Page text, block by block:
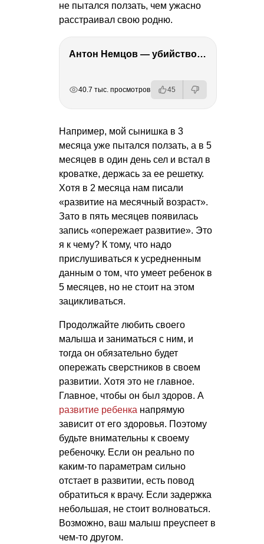
не пытался ползать, чем ужасно
расстраивал свою родню.
Антон Немцов — убийство Бориса Немцова, переезд в Дубай, семья и политика
40.7 тыс. просмотров 45
Например, мой сынишка в 3
месяца уже пытался ползать, а в 5
месяцев в один день сел и встал в
кроватке, держась за ее решетку.
Хотя в 2 месяца нам писали
«развитие на месячный возраст».
Зато в пять месяцев появилась
запись «опережает развитие». Это
я к чему? К тому, что надо
прислушиваться к усредненным
данным о том, что умеет ребенок в
5 месяцев, но не стоит на этом
зацикливаться.
Продолжайте любить своего
малыша и заниматься с ним, и
тогда он обязательно будет
опережать сверстников в своем
развитии. Хотя это не главное.
Главное, чтобы он был здоров. А
развитие ребенка напрямую
зависит от его здоровья. Поэтому
будьте внимательны к своему
ребеночку. Если он реально по
каким-то параметрам сильно
отстает в развитии, есть повод
обратиться к врачу. Если задержка
небольшая, не стоит волноваться.
Возможно, ваш малыш преуспеет в
чем-то другом.